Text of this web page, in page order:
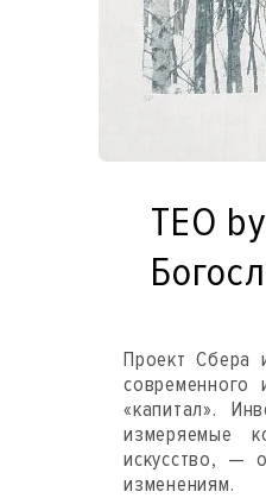
ТЕО
Проект Сбера
современного
«капитал».
измеряемые
искусство, —
изменениям.